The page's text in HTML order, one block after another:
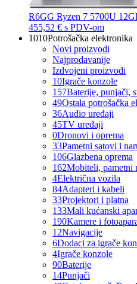
R6GG Ryzen 7 5700U
455,52 € s PDV-om
1010Potrošačka elektronika
Novi proizvodi
Najprodavanije
Izdvojeni proizvodi
10Igrače konzole
157Baterije, punjači,
49Ostala potrošačka
36Audio uređaji
45TV uređaji
0Dronovi i oprema
33Pametni satovi i
106Glazbena oprema
162Mobiteli, pametni
4Električna vozila
84Adapteri i kabeli
33Projektori i platna
133Mali kućanski
190Kamere i
12Navigacije
6Dodaci za igrače
4Igrače konzole
90Baterije
14Punjači